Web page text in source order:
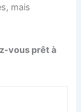
mais
vous prêt à